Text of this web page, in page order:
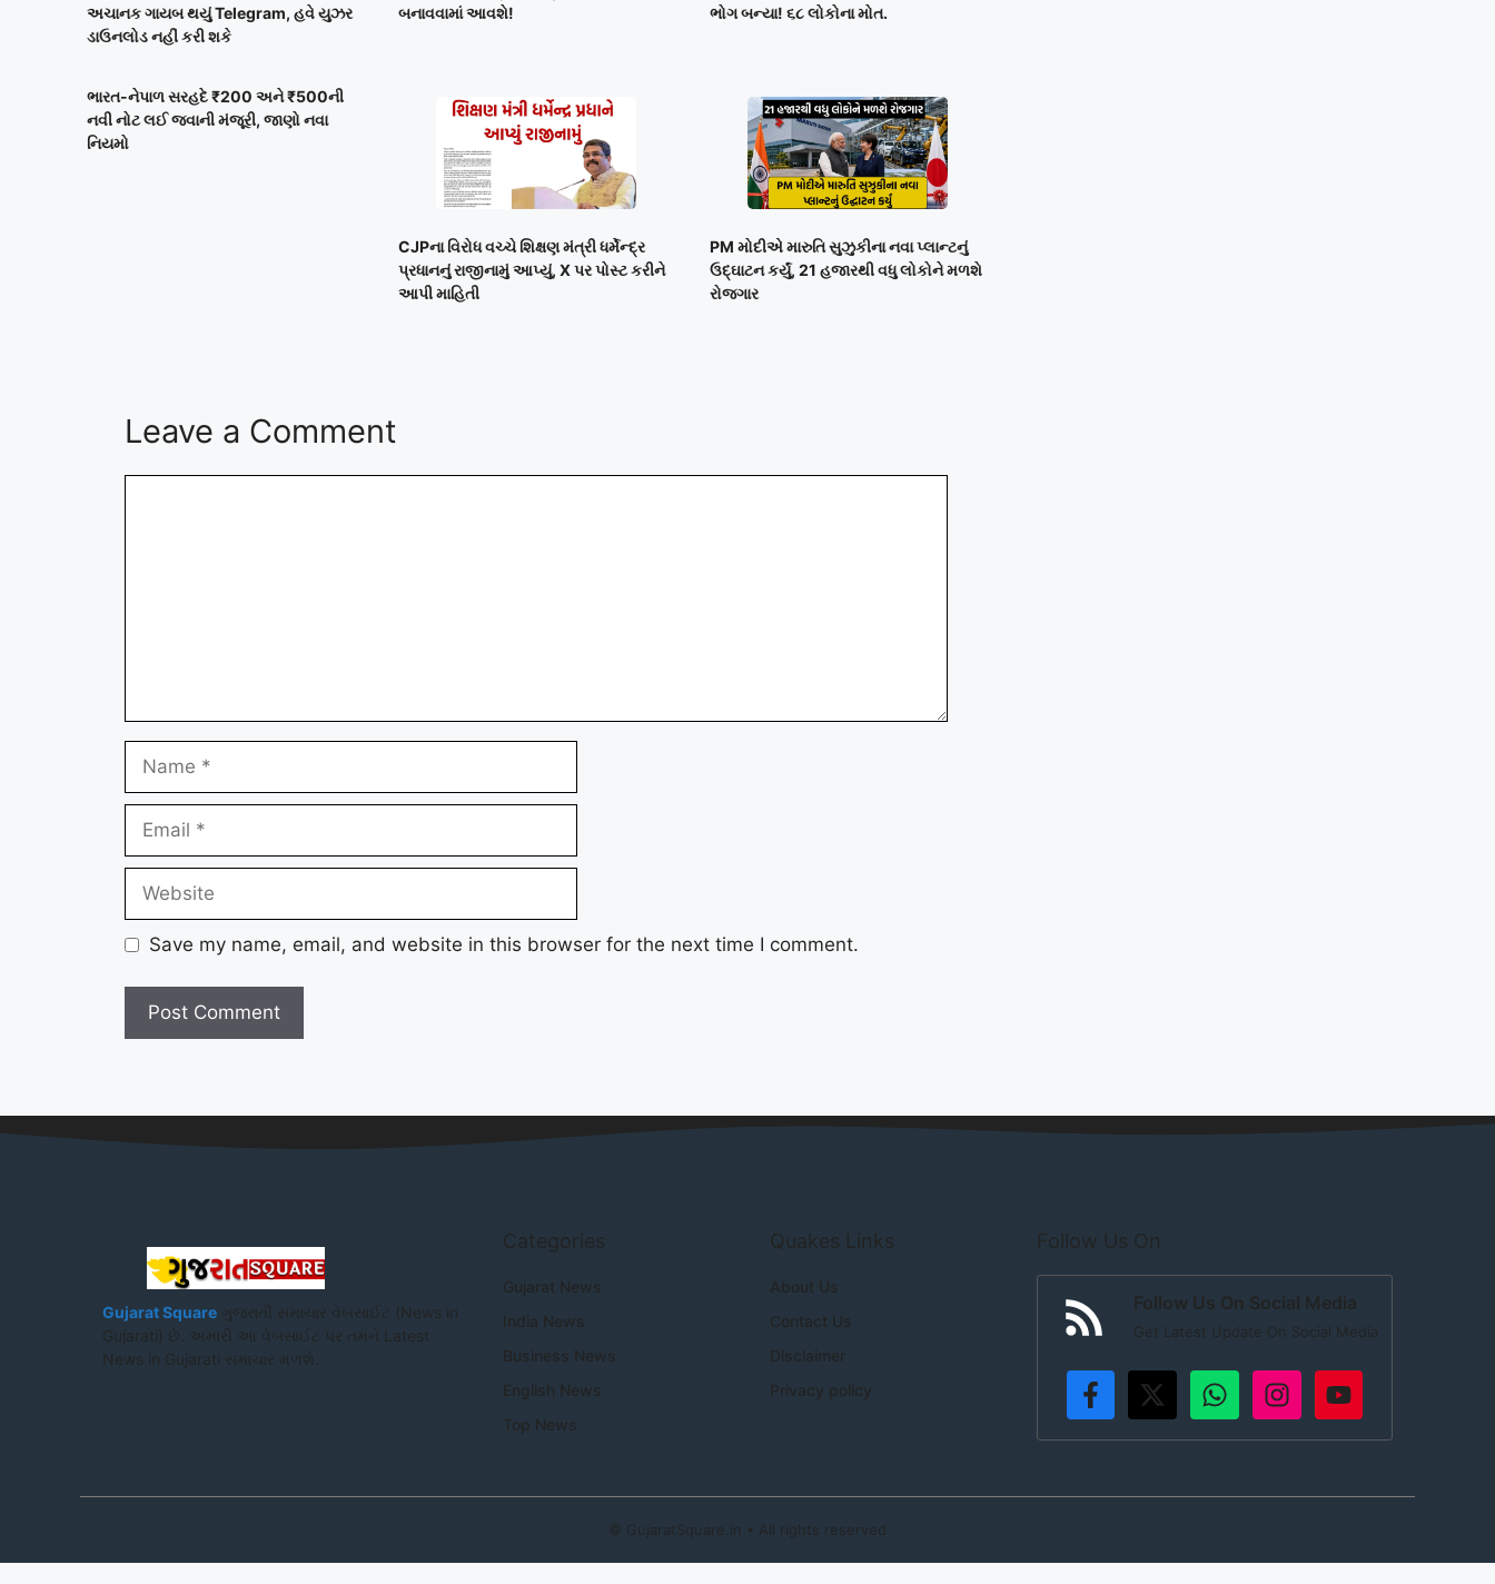
અચાનક ગાયબ થયું Telegram, હવે યુઝર
ડાઉનલોડ નહીં કરી શકે
બનાવવામાં આવશે!
ભોગ બન્યા! ૬૮ લોકોના મોત.
ભારત-નેપાળ સરહદે ₹200 અને ₹500ની
નવી નોટ લઈ જવાની મંજૂરી, જાણો નવા
નિયમો
CJPના વિરોધ વચ્ચે શિક્ષણ મંત્રી ધર્મેન્દ્ર
પ્રધાનનું રાજીનામું આપ્યું, X પર પોસ્ટ કરીને
આપી માહિતી
PM મોદીએ મારુતિ સુઝુકીના નવા પ્લાન્ટનું
ઉદ્ઘાટન કર્યું, 21 હજારથી વધુ લોકોને મળશે
રોજગાર
Leave a Comment
Save my name, email, and website in this browser for the next time I comment.
Gujarat Square ગુજરાતી સમાચાર વેબસાઈટ (News in
Gujarati) છે. અમારી આ વેબસાઈટ પર તમને Latest
News in Gujarati સમાચાર મળશે.
Categories
Gujarat News
India News
Business News
English News
Top News
Quakes Links
About Us
Contact Us
Disclaimer
Privacy policy
Follow Us On
Follow Us On Social Media
Get Latest Update On Social Media
© GujaratSquare.in • All rights reserved